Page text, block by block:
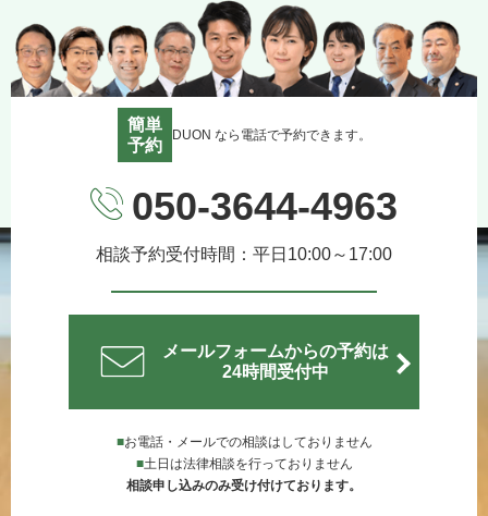
簡単
予約
DUON なら電話で予約できます。
050-3644-4963
相談予約受付時間：平日10:00～17:00
メールフォームからの予約は
24時間受付中
■お電話・メールでの相談はしておりません
■土日は法律相談を行っておりません
相談申し込みのみ受け付けております。